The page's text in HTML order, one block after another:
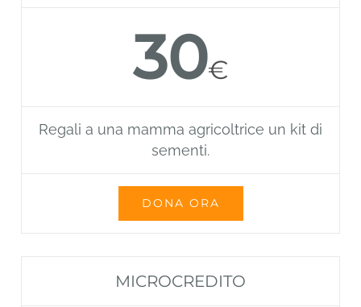
30€
Regali a una mamma agricoltrice un kit di
sementi.
DONA ORA
MICROCREDITO